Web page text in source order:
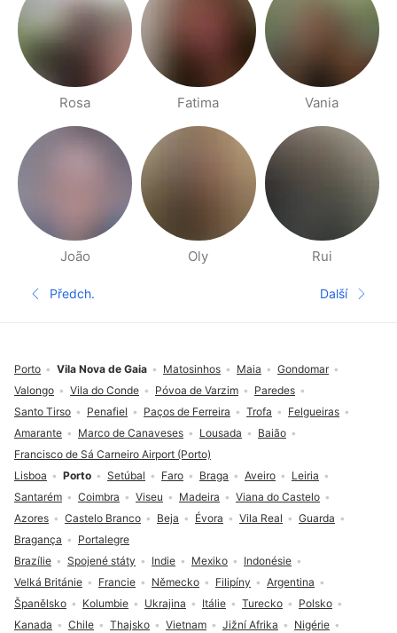
Rosa Fatima Vania
João Oly Rui
Stránky Lidé v okolí
Předchozí strana
Předch.
Další
Další
Brazílie Spojené státy Indie Mexiko
Indonésie
Velká Británie
Francie Německo Filipíny
Argentina
Španělsko
Kolumbie Ukrajina Itálie Turecko
Polsko
Kanada
Chile Thajsko Vietnam Jižní Afrika
Nigérie
Lisboa Porto Setúbal Faro Braga Aveiro
Leiria
Santarém
Coimbra Viseu Madeira
Viana do Castelo
Azores
Castelo Branco Beja Évora Vila Real
Guarda
Bragança
Portalegre
Porto Vila Nova de Gaia Matosinhos Maia
Gondomar
Valongo
Vila do Conde Póvoa de Varzim
Paredes
Santo Tirso
Penafiel Paços de Ferreira Trofa
Felgueiras
Amarante
Marco de Canaveses Lousada
Baião
Francisco de Sá Carneiro Airport (Porto)